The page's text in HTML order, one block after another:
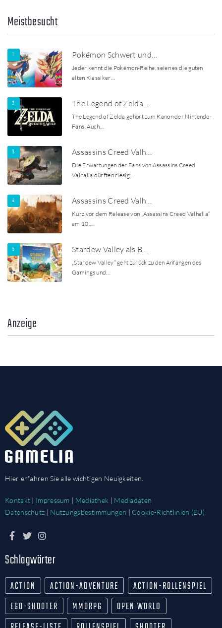
Meistbesucht
Pokémon Schwert und…
Jeder kennt die Pokémon-Reihe, seien es die guten
alten Klassiker…
The Legend of Zelda…
The Legend of Zelda gehört zum Kanon der Nintendo-
Fans. Auch…
Assassins Creed Valh…
Die Erwartungen der Fans von Assassins Creed
Valhalla dürften riesig…
Assassins Creed Valh…
Kurz vor dem Release von „Assassins Creed Valhalla“
am 10.…
Stardew Valley als B…
„Stardew Valley“ geht zurück zu den Anfängen des
Gamings und…
Anzeige
Hier erfahren Sie alle wichtigen Neuigkeiten.
Kontakt | Impressum | Mediathek | Mediadaten
Datenschutz | Nutzungsbestimmungen | Cookie-Richtlinien (EU)
Schlagwörter
ACTION ACTION-ADVENTURE
ACTION-ROLLENSPIEL
EGO-SHOOTER
MMORPG
OPEN WORLD